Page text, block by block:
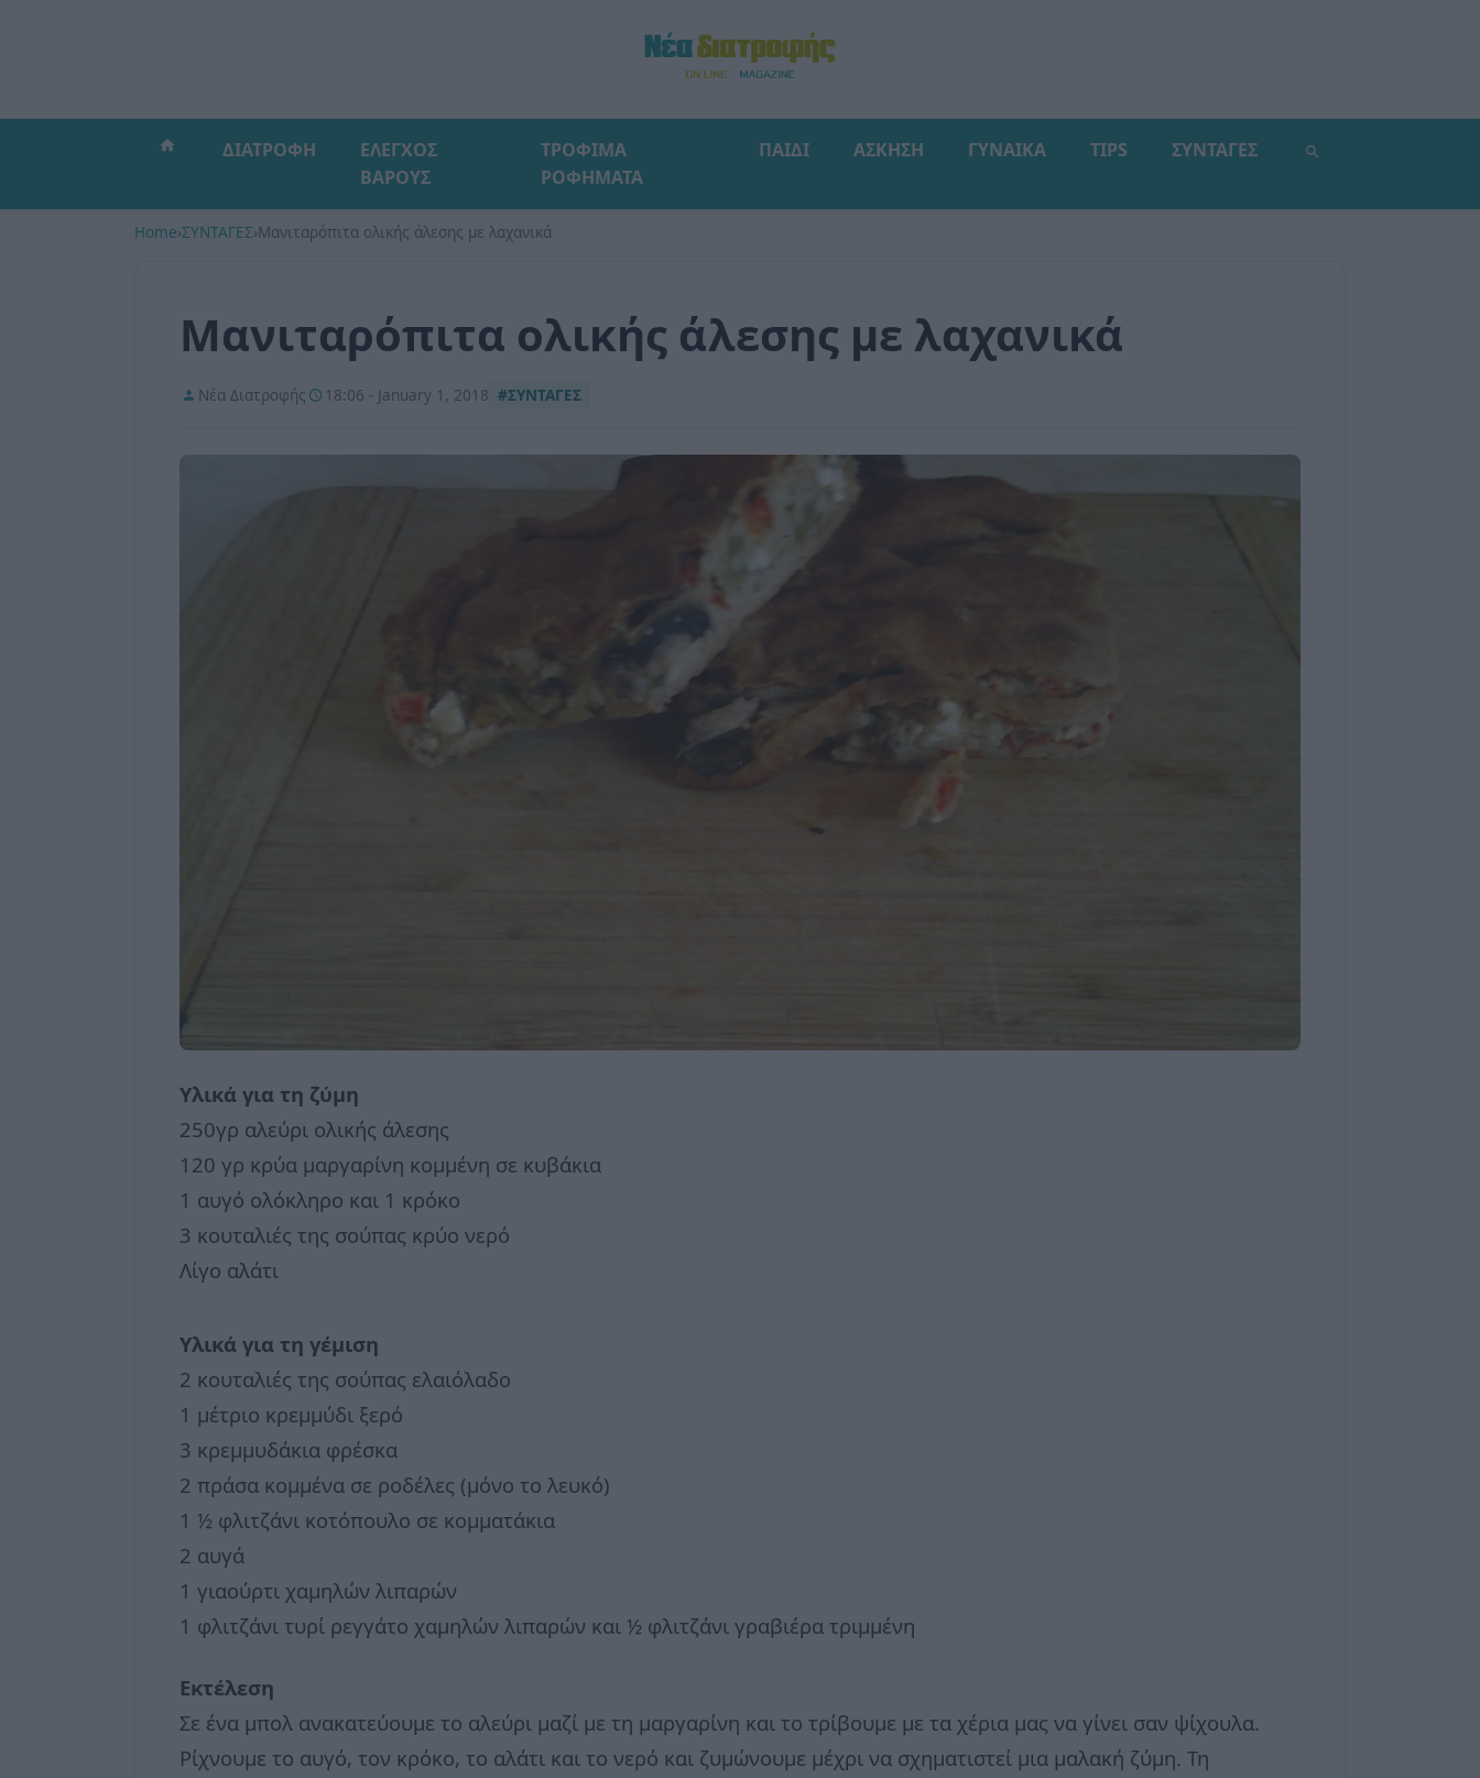
ΔΙΑΤΡΟΦΗ
ΕΛΕΓΧΟΣ
ΒΑΡΟΥΣ
ΤΡΟΦΙΜΑ
ΡΟΦΗΜΑΤΑ
ΠΑΙΔΙ ΑΣΚΗΣΗ ΓΥΝΑΙΚΑ TIPS ΣΥΝΤΑΓΕΣ
Home›ΣΥΝΤΑΓΕΣ›Μανιταρόπιτα ολικής άλεσης με λαχανικά
Μανιταρόπιτα ολικής άλεσης με λαχανικά
Νέα Διατροφής 18:06 - January 1, 2018 #ΣΥΝΤΑΓΕΣ
Υλικά για τη ζύμη
250γρ αλεύρι ολικής άλεσης
120 γρ κρύα μαργαρίνη κομμένη σε κυβάκια
1 αυγό ολόκληρο και 1 κρόκο
3 κουταλιές της σούπας κρύο νερό
Λίγο αλάτι
Υλικά για τη γέμιση
2 κουταλιές της σούπας ελαιόλαδο
1 μέτριο κρεμμύδι ξερό
3 κρεμμυδάκια φρέσκα
2 πράσα κομμένα σε ροδέλες (μόνο το λευκό)
1 ½ φλιτζάνι κοτόπουλο σε κομματάκια
2 αυγά
1 γιαούρτι χαμηλών λιπαρών
1 φλιτζάνι τυρί ρεγγάτο χαμηλών λιπαρών και ½ φλιτζάνι γραβιέρα τριμμένη
Εκτέλεση
Σε ένα μπολ ανακατεύουμε το αλεύρι μαζί με τη μαργαρίνη και το τρίβουμε με τα χέρια μας να γίνει σαν ψίχουλα.
Ρίχνουμε το αυγό, τον κρόκο, το αλάτι και το νερό και ζυμώνουμε μέχρι να σχηματιστεί μια μαλακή ζύμη. Τη